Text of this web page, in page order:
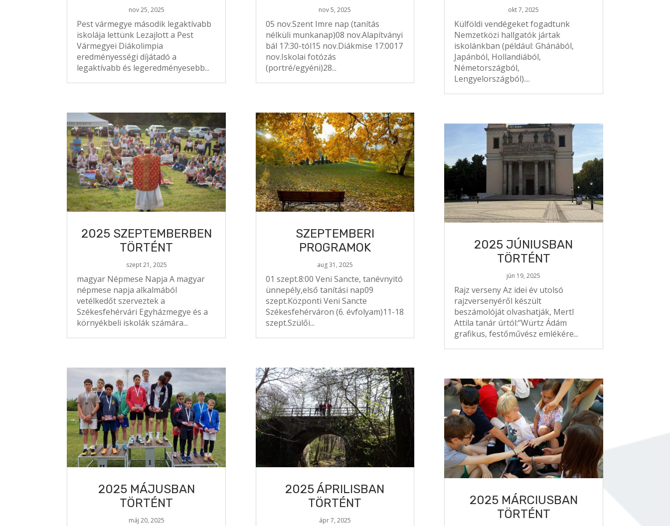
nov 25, 2025
Pest vármegye második legaktívabb
iskolája lettünk Lezajlott a Pest
Vármegyei Diákolimpia
eredményességi díjátadó a
legaktívabb és legeredményesebb...
2025 SZEPTEMBERBEN
TÖRTÉNT
szept 21, 2025
magyar Népmese Napja A magyar
népmese napja alkalmából
vetélkedőt szerveztek a
Székesfehérvári Egyházmegye és a
környékbeli iskolák számára...
2025 MÁJUSBAN
TÖRTÉNT
máj 20, 2025
nov 5, 2025
05 nov.Szent Imre nap (tanítás
nélküli munkanap)08 nov.Alapítványi
bál 17:30-tól15 nov.Diákmise 17:0017
nov.Iskolai fotózás
(portré/egyéni)28...
SZEPTEMBERI
PROGRAMOK
aug 31, 2025
01 szept.8:00 Veni Sancte, tanévnyitó
ünnepély,első tanítási nap09
szept.Központi Veni Sancte
Székesfehérváron (6. évfolyam)11-18
szept.Szülői...
2025 ÁPRILISBAN
TÖRTÉNT
ápr 7, 2025
okt 7, 2025
Külföldi vendégeket fogadtunk
Nemzetközi hallgatók jártak
iskolánkban (például: Ghánából,
Japánból, Hollandiából,
Németországból,
Lengyelországból)....
2025 JÚNIUSBAN
TÖRTÉNT
jún 19, 2025
Rajz verseny Az idei év utolsó
rajzversenyéről készült
beszámolóját olvashatják, Mertl
Attila tanár úrtól:“Würtz Ádám
grafikus, festőművész emlékére...
2025 MÁRCIUSBAN
TÖRTÉNT